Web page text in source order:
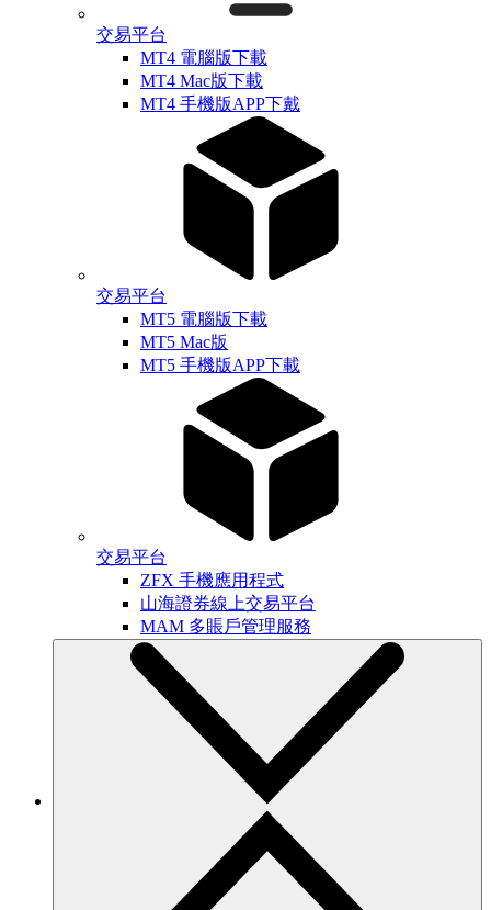
交易平台
MT4 電腦版下載
MT4 Mac版下載
MT4 手機版APP下戴
交易平台
MT5 電腦版下載
MT5 Mac版
MT5 手機版APP下載
交易平台
ZFX 手機應用程式
山海證券線上交易平台
MAM 多賬戶管理服務